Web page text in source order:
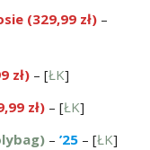
(329,99 zł) –
zł) – [ŁK]
zł) – [ŁK]
– ’25 – [ŁK]